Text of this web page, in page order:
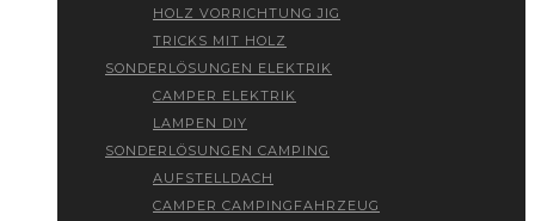
HOLZ VORRICHTUNG JIG
TRICKS MIT HOLZ
SONDERLÖSUNGEN ELEKTRIK
CAMPER ELEKTRIK
LAMPEN DIY
SONDERLÖSUNGEN CAMPING
AUFSTELLDACH
CAMPER CAMPINGFAHRZEUG